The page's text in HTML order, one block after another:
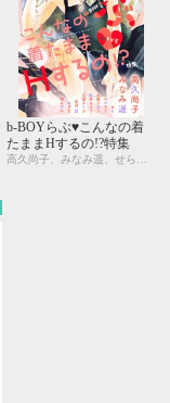
b-BOYらぶ♥こんなの着
たままHするの!?特集